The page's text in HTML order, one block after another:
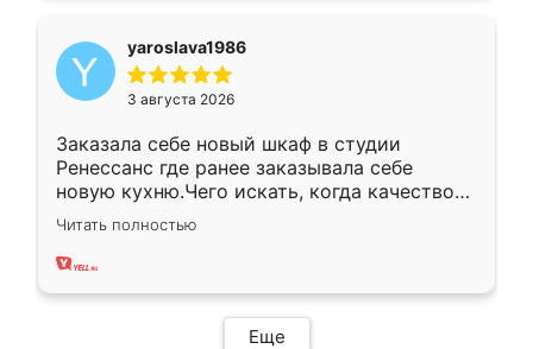
yaroslava1986
3 августа 2026
Заказала себе новый шкаф в студии
Ренессанс где ранее заказывала себе
новую кухню.Чего искать, когда качеством
вполне довольна. Служит кухня уже почти
два года, нареканий нет.
Читать полностью
Еще